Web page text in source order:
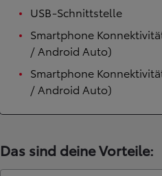
USB-Schnittstelle
Smartphone
/ Android Auto)
Smartphone
/ Android Auto)
Das sind deine Vorteile: